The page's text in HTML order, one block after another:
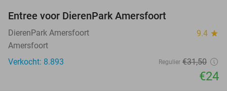
Entree voor DierenPark Amersfoort
DierenPark Amersfoort 9.4 star
Amersfoort
Verkocht: 8.893
Regulier €31,50
€24